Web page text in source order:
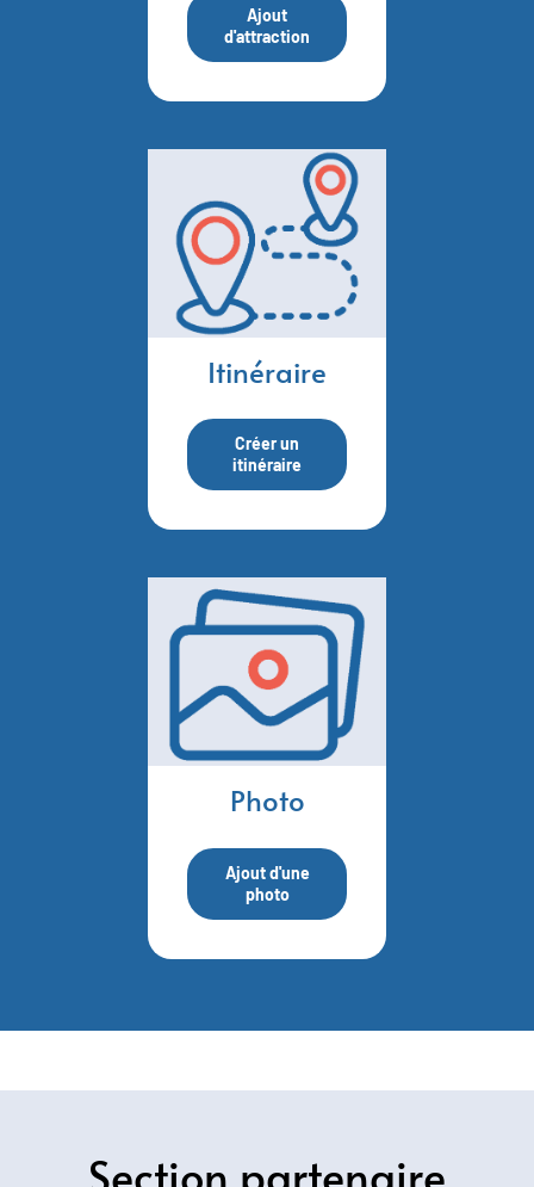
Ajout
d'attraction
Itinéraire
Créer un
itinéraire
Photo
Ajout d'une
photo
Section partenaire